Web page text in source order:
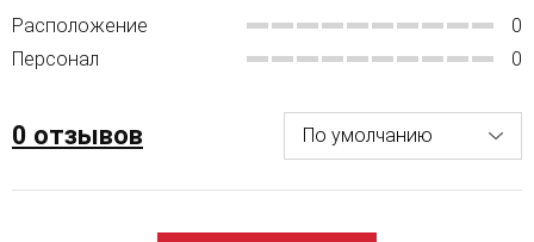
Расположение
0
Персонал
0
0 отзывов